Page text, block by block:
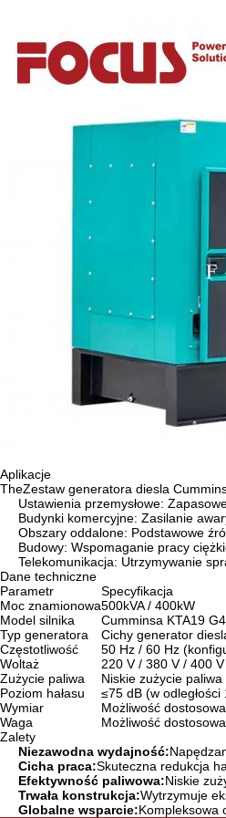
Aplikacje
TheZestaw generatora diesla
Ustawienia przemysłowe:
Budynki komercyjne: Zasilanie
Obszary oddalone: ​​Podstawowe
Budowy: Wspomaganie pracy
Telekomunikacja: Utrzymywanie
Dane techniczne
Parametr
Specyfikacja
Moc znamionowa500kVA / 400kW
Model silnika
Cumminsa KTA19 G4
Typ generatora
Cichy generator
Częstotliwość
50 Hz / 60 Hz
Woltaż
220 V / 380 V / 400
Zużycie paliwa
Niskie zużycie
Poziom hałasu
≤75 dB (w odległości
Wymiar
Możliwość
Waga
Możliwość
Zalety
Niezawodna wydajność:
Cicha praca:Skuteczna redukcja
Efektywność paliwowa:Niskie
Trwała konstrukcja:Wytrzymuje
Globalne wsparcie:Kompleksowa